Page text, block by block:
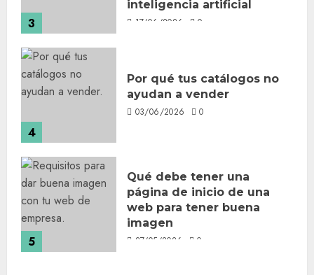
3
inteligencia artificial
17/06/2026 0
4
Por qué tus catálogos no
ayudan a vender
03/06/2026 0
5
Qué debe tener una
página de inicio de una
web para tener buena
imagen
27/05/2026 0